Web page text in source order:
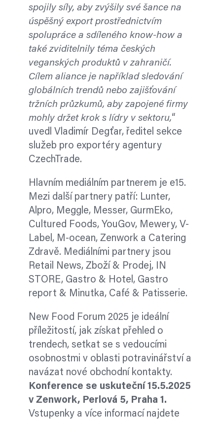
spojily síly, aby zvýšily své šance na
úspěšný export prostřednictvím
spolupráce a sdíleného know-how a
také zviditelnily téma českých
veganských produktů v zahraničí.
Cílem aliance je například sledování
globálních trendů nebo zajišťování
tržních průzkumů, aby zapojené firmy
mohly držet krok s lídry v sektoru,“
uvedl Vladimír Degťar, ředitel sekce
služeb pro exportéry agentury
CzechTrade.
Hlavním mediálním partnerem je e15.
Mezi další partnery patří: Lunter,
Alpro, Meggle, Messer, GurmEko,
Cultured Foods, YouGov, Mewery, V-
Label, M-ocean, Zenwork a Catering
Zdravě. Mediálními partnery jsou
Retail News, Zboží & Prodej, IN
STORE, Gastro & Hotel, Gastro
report & Minutka, Café & Patisserie.
New Food Forum 2025 je ideální
příležitostí, jak získat přehled o
trendech, setkat se s vedoucími
osobnostmi v oblasti potravinářství a
navázat nové obchodní kontakty.
Konference se uskuteční 15.5.2025
v Zenwork, Perlová 5, Praha 1.
Vstupenky a více informací najdete